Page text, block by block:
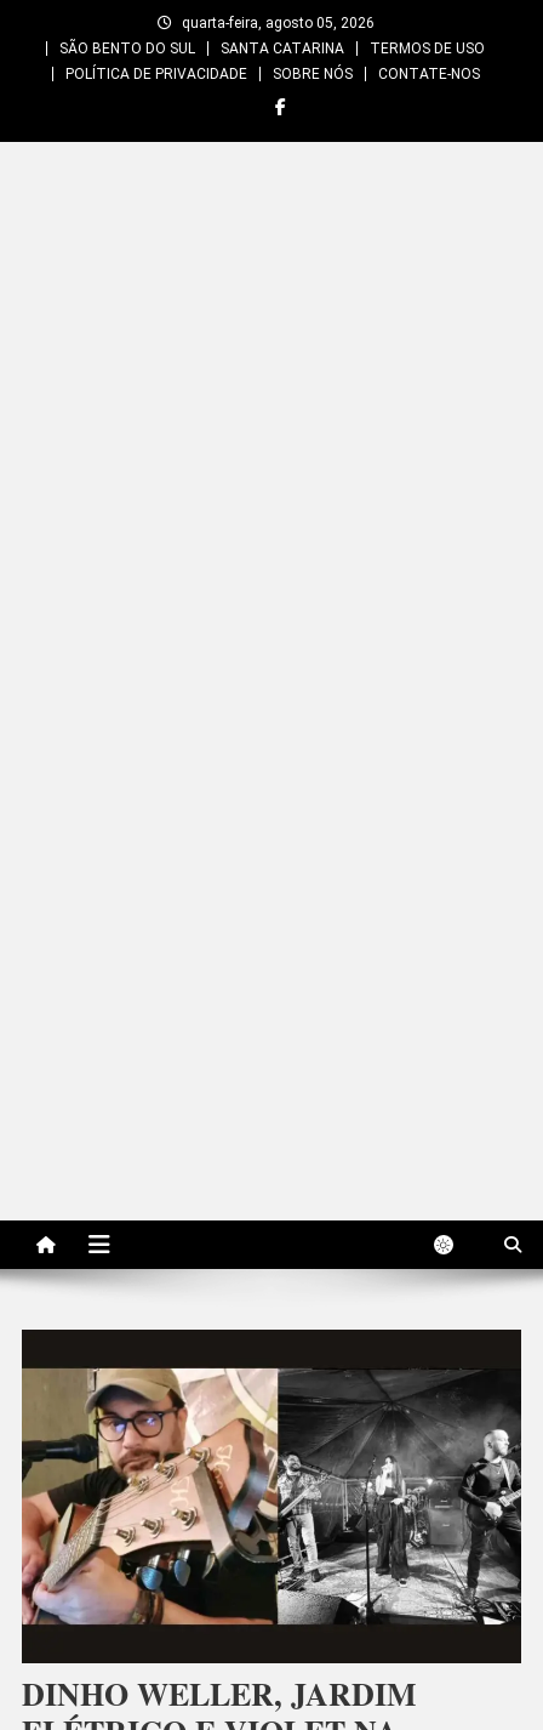
quarta-feira, agosto 05, 2026
SÃO BENTO DO SUL
SANTA CATARINA
TERMOS DE USO
POLÍTICA DE PRIVACIDADE
SOBRE NÓS CONTATE-NOS
DINHO WELLER, JARDIM